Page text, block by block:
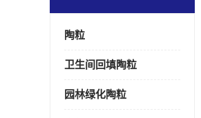
陶粒
卫生间回填陶粒
园林绿化陶粒